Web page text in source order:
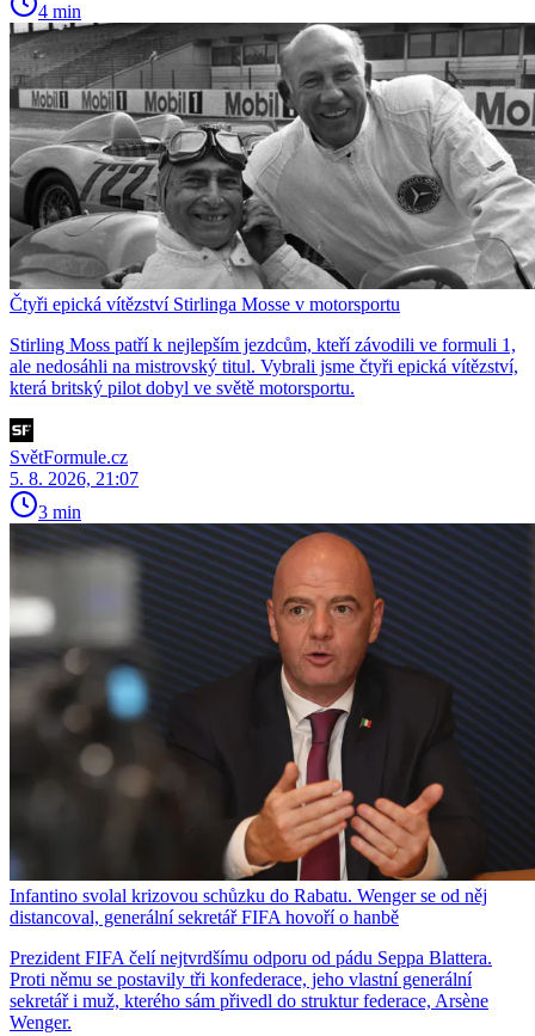
4 min
Čtyři epická vítězství Stirlinga Mosse v motorsportu
Stirling Moss patří k nejlepším jezdcům, kteří závodili ve formuli 1,
ale nedosáhli na mistrovský titul. Vybrali jsme čtyři epická vítězství,
která britský pilot dobyl ve světě motorsportu.
SvětFormule.cz
5. 8. 2026, 21:07
3 min
Infantino svolal krizovou schůzku do Rabatu. Wenger se od něj
distancoval, generální sekretář FIFA hovoří o hanbě
Prezident FIFA čelí nejtvrdšímu odporu od pádu Seppa Blattera.
Proti němu se postavily tři konfederace, jeho vlastní generální
sekretář i muž, kterého sám přivedl do struktur federace, Arsène
Wenger.